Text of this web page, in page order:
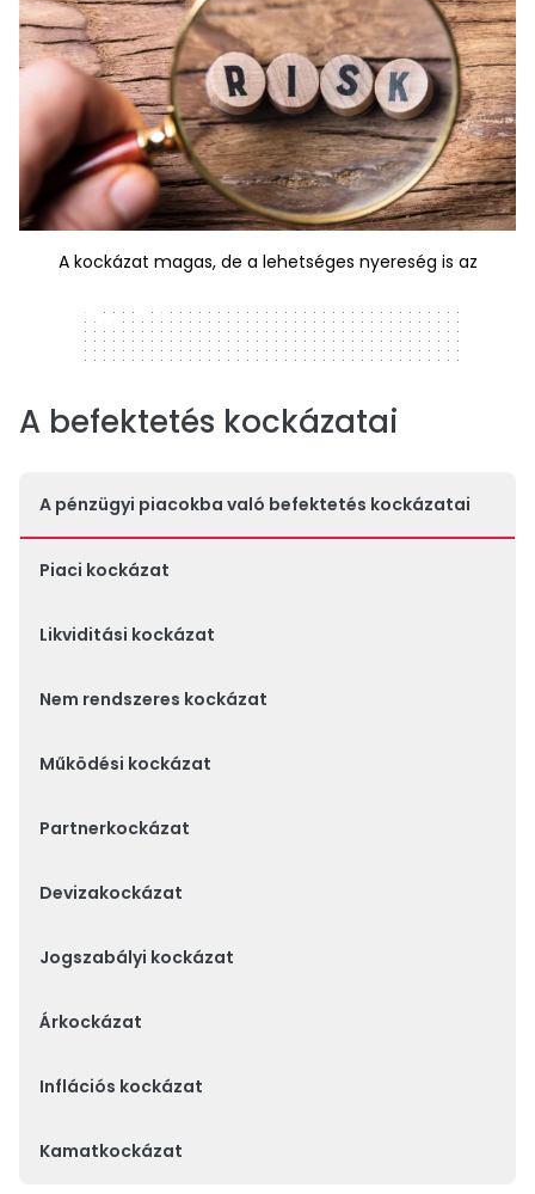
A kockázat magas, de a lehetséges nyereség is az
320 x 50
A befektetés kockázatai
A pénzügyi piacokba való befektetés kockázatai
Piaci kockázat
Likviditási kockázat
Nem rendszeres kockázat
Működési kockázat
Partnerkockázat
Devizakockázat
Jogszabályi kockázat
Árkockázat
Inflációs kockázat
Kamatkockázat